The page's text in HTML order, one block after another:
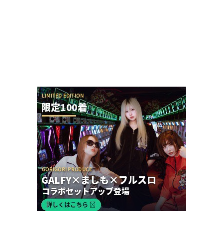
KEIZ守山店「8月7日重大発表→8月7日店休日」と
いうポストが流行るが…